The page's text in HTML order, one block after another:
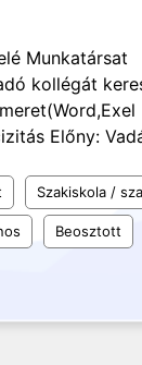
Munkatársat
kollégát
Előny:
Szakiskola /
Beosztott